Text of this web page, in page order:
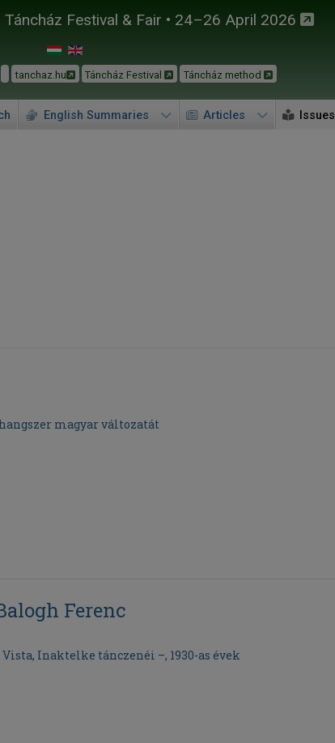
Táncház Festival & Fair • 24–26 April 2026
tanchaz.hu Táncház Festival Táncház method
English Summaries Articles Issues
magyar változatát
Ferenc
Inaktelke tánczenéi –, 1930-as évek